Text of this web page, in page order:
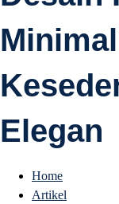
Elegan
Home
Artikel